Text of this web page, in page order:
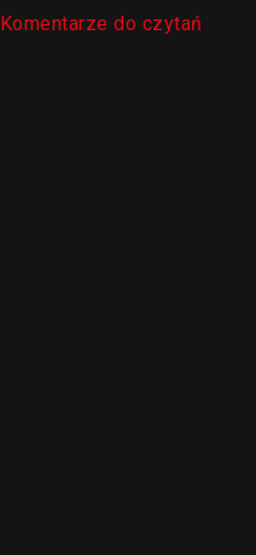
Komentarze do czytań